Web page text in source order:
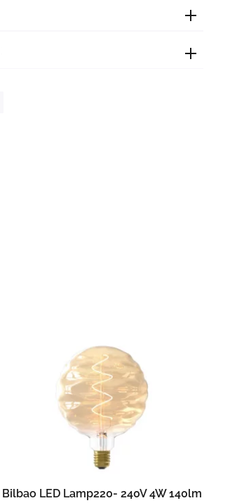
LISÄÄ OSTOSKORIIN
Bilbao LED Lamp220- 240V 4W 140lm